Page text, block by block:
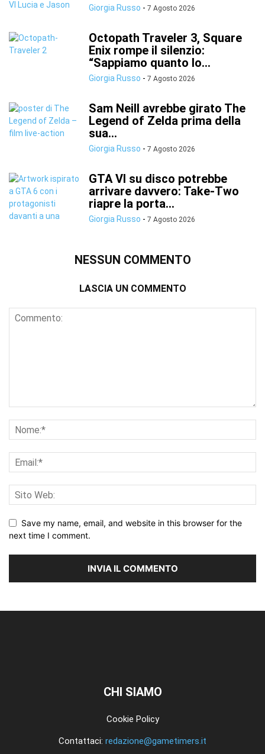
Giorgia Russo - 7 Agosto 2026
Octopath Traveler 3, Square
Enix rompe il silenzio:
“Sappiamo quanto lo...
Giorgia Russo - 7 Agosto 2026
Sam Neill avrebbe girato The
Legend of Zelda prima della
sua...
Giorgia Russo - 7 Agosto 2026
GTA VI su disco potrebbe
arrivare davvero: Take-Two
riapre la porta...
Giorgia Russo - 7 Agosto 2026
NESSUN COMMENTO
LASCIA UN COMMENTO
Save my name, email, and website in this browser for the
next time I comment.
CHI SIAMO
Cookie Policy
Contattaci: redazione@gametimers.it